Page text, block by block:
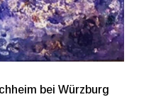
bei Würzburg